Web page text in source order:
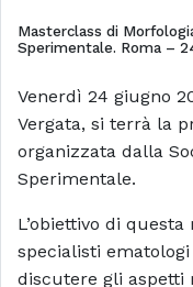
Masterclass di
Sperimentale. Roma –
Venerdì 24 giugno
Vergata, si terrà la
organizzata dalla
Sperimentale.
L’obiettivo di
specialisti
discutere gli aspetti